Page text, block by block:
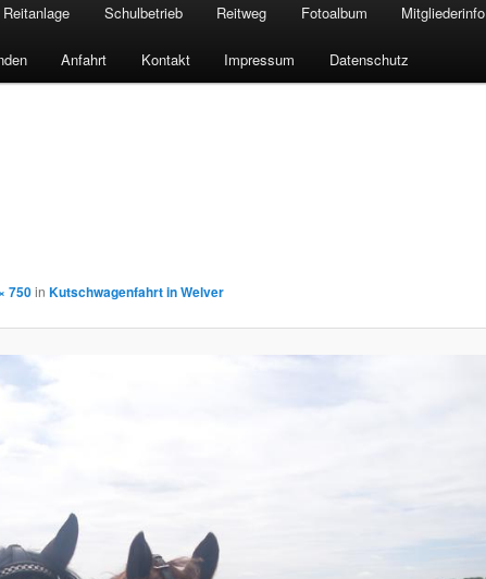
Reitanlage Schulbetrieb Reitweg Fotoalbum Mitgliederinfo
Anfahrt Kontakt Impressum Datenschutz
750in Kutschwagenfahrt in Welver